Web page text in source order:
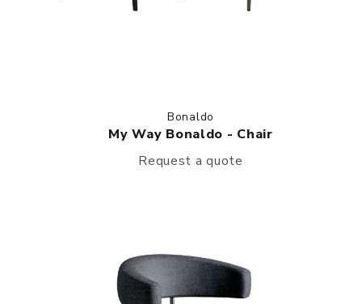
Bonaldo
My Way Bonaldo - Chair
Request a quote